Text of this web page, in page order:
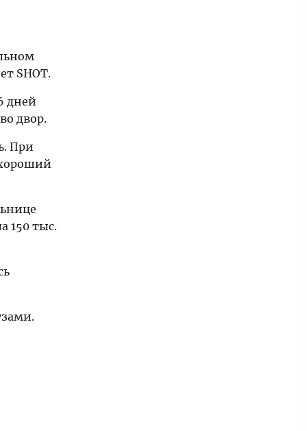
SHOT.
дней
двор.
При
150 тыс.